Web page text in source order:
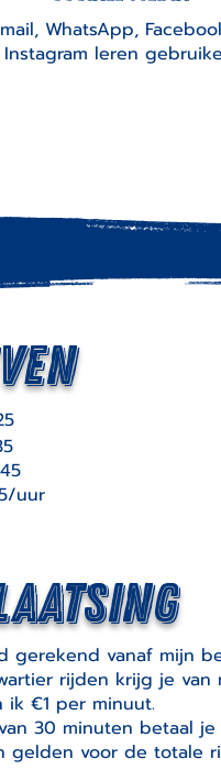
WhatsApp,
Instagram leren
uur
gerekend vanaf mijn
rijden krijg je van
ik €1 per minuut.
30 minuten betaal je
gelden voor de totale